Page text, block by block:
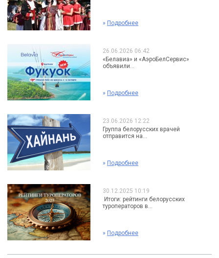
» Подробнее
26.06.2026 06:42
«Белавиа» и «АэроБелСервис»
объявили...
» Подробнее
23.06.2026 12:22
Группа белорусских врачей
отправится на...
» Подробнее
30.12.2025 10:19
Итоги: рейтинги белорусских
туроператоров в...
» Подробнее